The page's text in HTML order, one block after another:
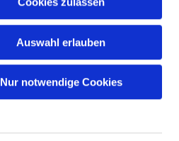
Auswahl erlauben
Nur notwendige Cookies